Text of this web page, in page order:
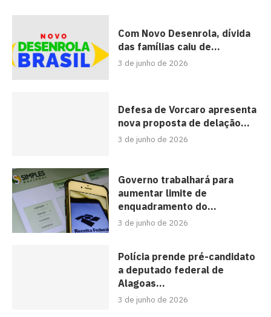
Com Novo Desenrola, dívida
das famílias caiu de...
3 de junho de 2026
Defesa de Vorcaro apresenta
nova proposta de delação...
3 de junho de 2026
Governo trabalhará para
aumentar limite de
enquadramento do...
3 de junho de 2026
Polícia prende pré-candidato
a deputado federal de
Alagoas...
3 de junho de 2026